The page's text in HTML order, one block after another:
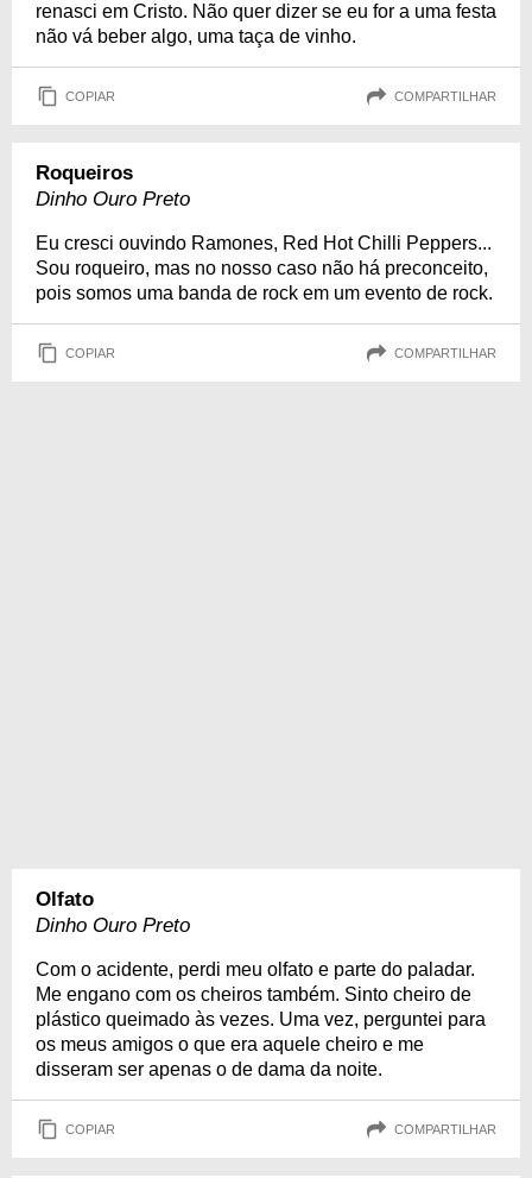
renasci em Cristo. Não quer dizer se eu for a uma festa
não vá beber algo, uma taça de vinho.
COPIAR COMPARTILHAR
Roqueiros
Dinho Ouro Preto
Eu cresci ouvindo Ramones, Red Hot Chilli Peppers...
Sou roqueiro, mas no nosso caso não há preconceito,
pois somos uma banda de rock em um evento de rock.
COPIAR COMPARTILHAR
Olfato
Dinho Ouro Preto
Com o acidente, perdi meu olfato e parte do paladar.
Me engano com os cheiros também. Sinto cheiro de
plástico queimado às vezes. Uma vez, perguntei para
os meus amigos o que era aquele cheiro e me
disseram ser apenas o de dama da noite.
COPIAR COMPARTILHAR